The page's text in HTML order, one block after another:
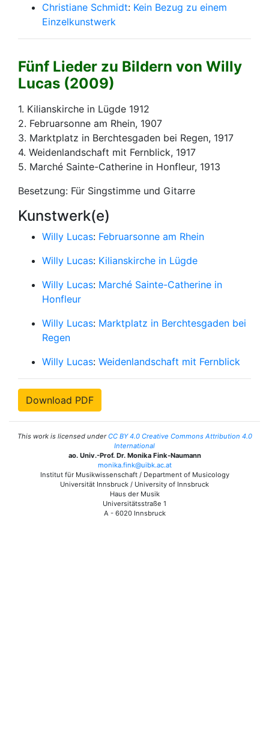
Christiane Schmidt: Kein Bezug zu einem
Einzelkunstwerk
Fünf Lieder zu Bildern von Willy
Lucas (2009)
1. Kilianskirche in Lügde 1912
2. Februarsonne am Rhein, 1907
3. Marktplatz in Berchtesgaden bei Regen, 1917
4. Weidenlandschaft mit Fernblick, 1917
5. Marché Sainte-Catherine in Honfleur, 1913
Besetzung: Für Singstimme und Gitarre
Kunstwerk(e)
Willy Lucas: Februarsonne am Rhein
Willy Lucas: Kilianskirche in Lügde
Willy Lucas: Marché Sainte-Catherine in
Honfleur
Willy Lucas: Marktplatz in Berchtesgaden bei
Regen
Willy Lucas: Weidenlandschaft mit Fernblick
Download PDF
This work is licensed underCC BY 4.0 Creative Commons Attribution 4.0
International
ao. Univ.-Prof. Dr. Monika Fink-Naumann
monika.fink@uibk.ac.at
Institut für Musikwissenschaft / Department of Musicology
Universität Innsbruck / University of Innsbruck
Haus der Musik
Universitätsstraße 1
A - 6020 Innsbruck